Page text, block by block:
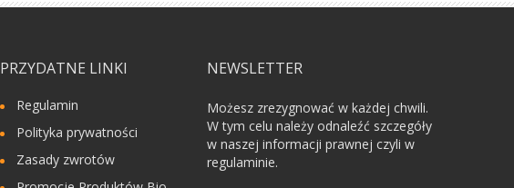
PRZYDATNE LINKI
Regulamin
Polityka prywatności
Zasady zwrotów
NEWSLETTER
Możesz zrezygnować w każdej chwili.
W tym celu należy odnaleźć szczegóły
w naszej informacji prawnej czyli w
regulaminie.